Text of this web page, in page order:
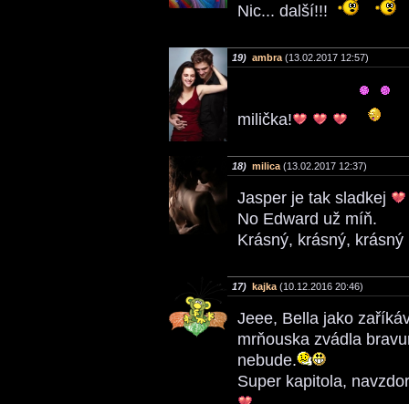
Nic... další!!!
19) ambra (13.02.2017 12:57)
milička!
18) milica (13.02.2017 12:37)
Jasper je tak sladkej
No Edward už míň.
Krásný, krásný, krásný
17) kajka (10.12.2016 20:46)
Jeee, Bella jako
mrňouska zvádla
nebude.
Super kapitola,